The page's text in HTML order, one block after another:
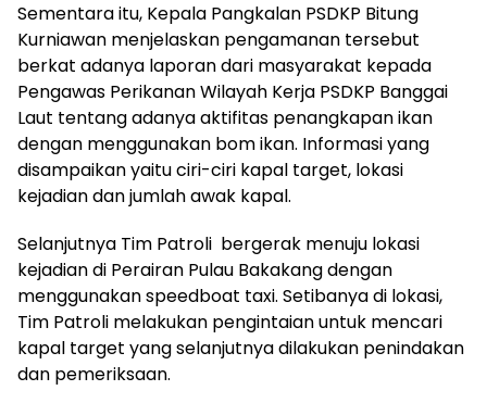
Sementara itu, Kepala Pangkalan PSDKP Bitung
Kurniawan menjelaskan pengamanan tersebut
berkat adanya laporan dari masyarakat kepada
Pengawas Perikanan Wilayah Kerja PSDKP Banggai
Laut tentang adanya aktifitas penangkapan ikan
dengan menggunakan bom ikan. Informasi yang
disampaikan yaitu ciri-ciri kapal target, lokasi
kejadian dan jumlah awak kapal.
Selanjutnya Tim Patroli bergerak menuju lokasi
kejadian di Perairan Pulau Bakakang dengan
menggunakan speedboat taxi. Setibanya di lokasi,
Tim Patroli melakukan pengintaian untuk mencari
kapal target yang selanjutnya dilakukan penindakan
dan pemeriksaan.